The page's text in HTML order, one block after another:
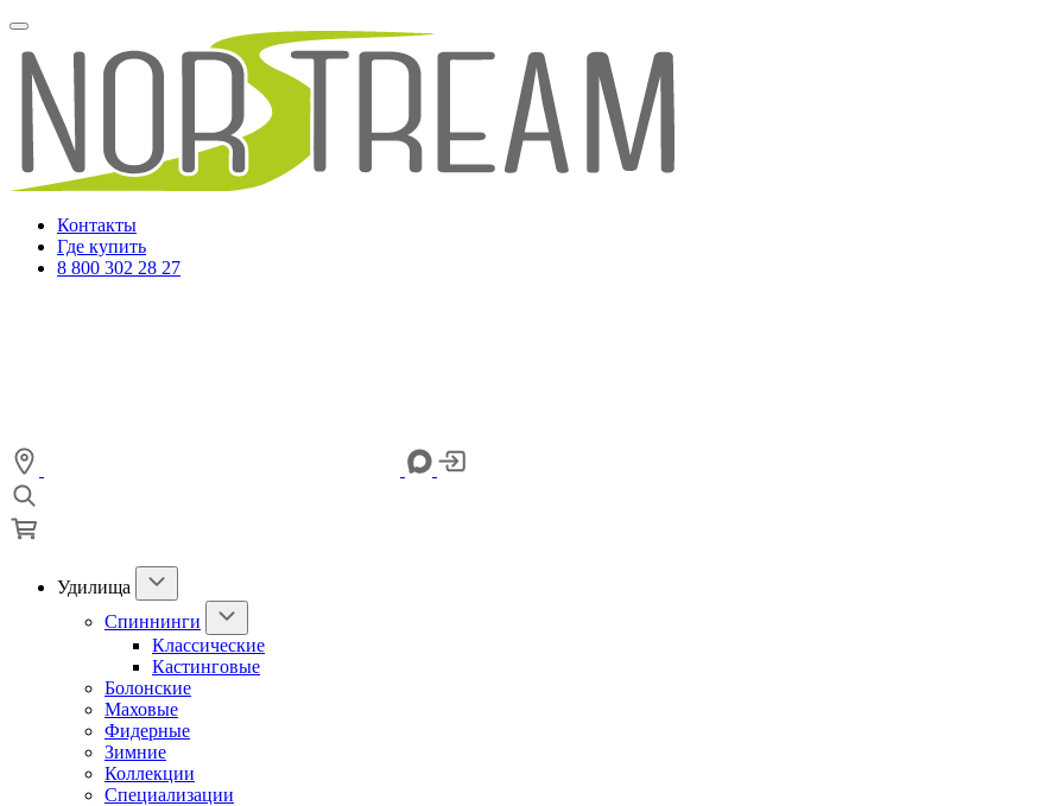
Контакты
Где купить
8 800 302 28 27
Удилища
Спиннинги
Классические
Кастинговые
Болонские
Маховые
Фидерные
Зимние
Коллекции
Специализации